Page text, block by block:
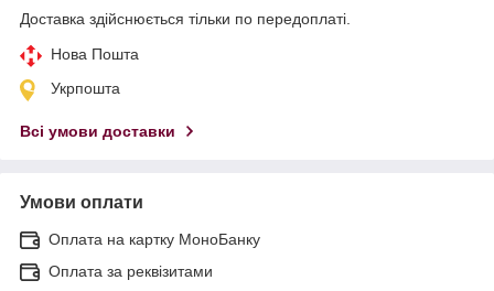
Доставка здійснюється тільки по передоплаті.
Нова Пошта
Укрпошта
Всі умови доставки
Умови оплати
Оплата на картку МоноБанку
Оплата за реквізитами